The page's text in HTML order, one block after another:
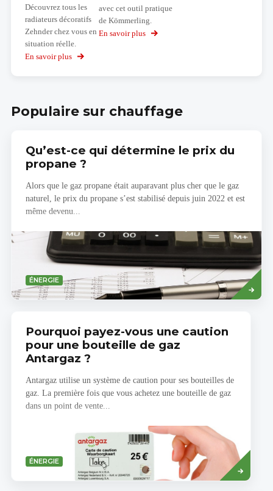
Découvrez tous les
radiateurs décoratifs
Zehnder chez vous en
situation réelle.
En savoir plus
sur
avec cet outil pratique
de Kömmerling.
En savoir plus
sur
Populaire sur chauffage
Qu’est-ce qui détermine le prix du
propane ?
Alors que le gaz propane était auparavant plus cher que le gaz
naturel, le prix du propane s’est stabilisé depuis juin 2022 et est
même devenu...
ÉNERGIE
Savoir
plus
Pourquoi payez-vous une caution
pour une bouteille de gaz
Antargaz ?
Antargaz utilise un système de caution pour ses bouteilles de
gaz. La première fois que vous achetez une bouteille de gaz
dans un point de vente...
ÉNERGIE
Savoir
plus